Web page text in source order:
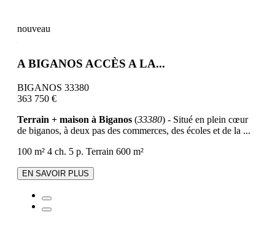
nouveau
A BIGANOS ACCÈS A LA...
BIGANOS 33380
363 750 €
Terrain + maison à Biganos (33380) - Situé en plein cœur
de biganos, à deux pas des commerces, des écoles et de la ...
100 m² 4 ch. 5 p. Terrain 600 m²
EN SAVOIR PLUS